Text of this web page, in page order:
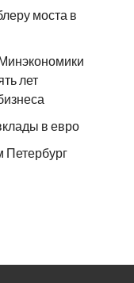
моста в
лет
в евро
Петербург